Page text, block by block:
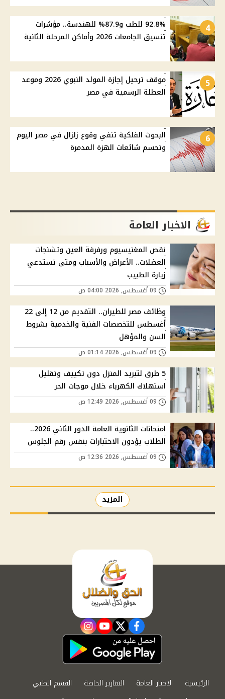
4
92.8% للطب و87.9% للهندسة.. مؤشرات
تنسيق الجامعات 2026 وأماكن المرحلة الثانية
5
موقف ترحيل إجازة المولد النبوي 2026 وموعد
العطلة الرسمية في مصر
6
البحوث الفلكية تنفي وقوع زلزال في مصر اليوم
وتحسم شائعات الهزة المدمرة
الاخبار العامة
نقص المغنيسيوم ورفرفة العين وتشنجات
العضلات.. الأعراض والأسباب ومتى تستدعي
زيارة الطبيب
وظائف مصر للطيران.. التقديم من 12 إلى 22
أغسطس للتخصصات الفنية والخدمية بشروط
السن والمؤهل
5 طرق لتبريد المنزل دون تكييف وتقليل
استهلاك الكهرباء خلال موجات الحر
امتحانات الثانوية العامة الدور الثاني 2026..
الطلاب يؤدون الاختبارات بنفس رقم الجلوس
المزيد
facebook
twitter
youtube
instagram
الرئيسية الاخبار العامة التقارير الخاصة
القسم الطبي